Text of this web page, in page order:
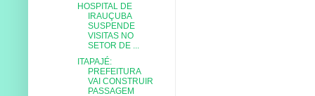
HOSPITAL DE
IRAUÇUBA
SUSPENDE
VISITAS NO
SETOR DE ...
ITAPAJÉ:
PREFEITURA
VAI CONSTRUIR
PASSAGEM